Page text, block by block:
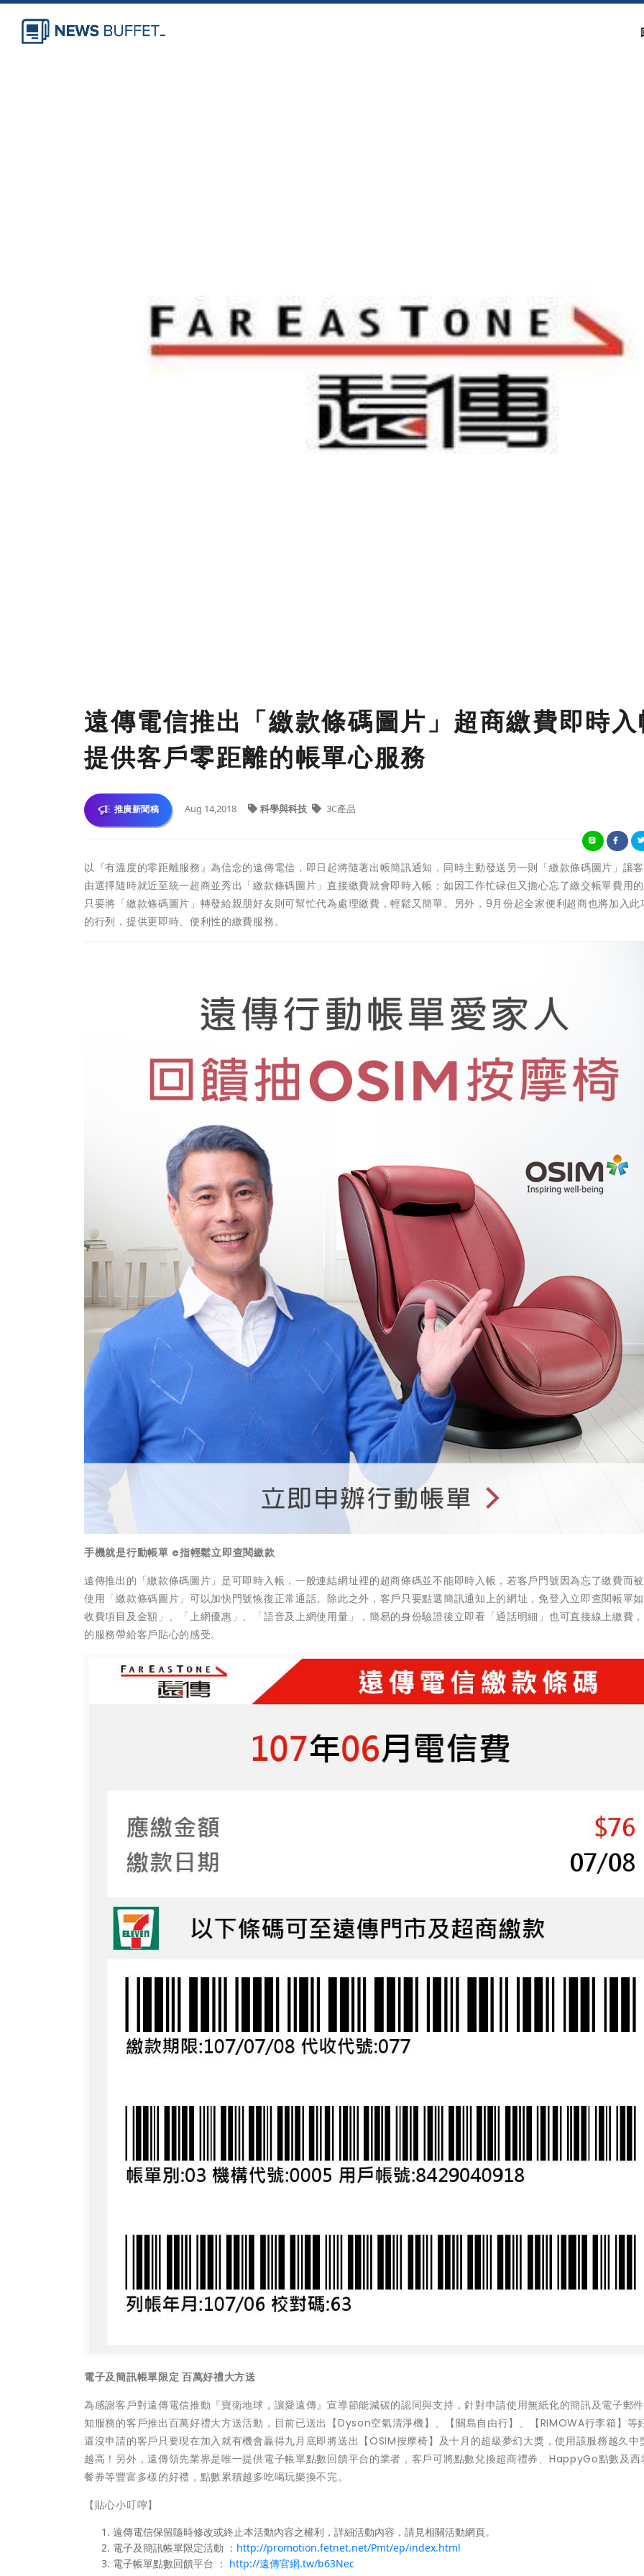
遠傳電信推出「繳款條碼圖片」超商繳費即時
提供客戶零距離的帳單心服務
推廣新聞稿 Aug 14,2018 科學與科技 3C產品
以『有溫度的零距離服務』為信念的遠傳電信，即日起將隨著出帳簡訊通知，同時主動發送另一則「繳款條碼圖片」讓
由選擇隨時就近至統一超商並秀出「繳款條碼圖片」直接繳費就會即時入帳；如因工作忙碌但又擔心忘了繳交帳單費用
只要將「繳款條碼圖片」轉發給親朋好友則可幫忙代為處理繳費，輕鬆又簡單。另外，9月份起全家便利超商也將加入此
的行列，提供更即時、便利性的繳費服務。
手機就是行動帳單 e指輕鬆立即查閱繳款
遠傳推出的「繳款條碼圖片」是可即時入帳，一般連結網址裡的超商條碼並不能即時入帳，若客戶門號因為忘了繳費而
使用「繳款條碼圖片」可以加快門號恢復正常通話。除此之外，客戶只要點選簡訊通知上的網址，免登入立即查閱帳單
收費項目及金額」、「上網優惠」、「語音及上網使用量」，簡易的身份驗證後立即看「通話明細」也可直接線上繳費
的服務帶給客戶貼心的感受。
電子及簡訊帳單限定 百萬好禮大方送
為感謝客戶對遠傳電信推動『寶衛地球，讓愛遠傳』宣導節能減碳的認同與支持，針對申請使用無紙化的簡訊及電子郵
知服務的客戶推出百萬好禮大方送活動，目前已送出【Dyson空氣清淨機】、【關島自由行】、【RIMOWA行李箱】等
還沒申請的客戶只要現在加入就有機會贏得九月底即將送出【OSIM按摩椅】及十月的超級夢幻大獎，使用該服務越久中
越高！另外，遠傳領先業界是唯一提供電子帳單點數回饋平台的業者，客戶可將點數兌換超商禮券、HappyGo點數及西
餐券等豐富多樣的好禮，點數累積越多吃喝玩樂換不完。
【貼心小叮嚀】
遠傳電信保留隨時修改或終止本活動內容之權利，詳細活動內容，請見相關活動網頁。
電子及簡訊帳單限定活動 ： http://promotion.fetnet.net/Pmt/ep/index.html
電子帳單點數回饋平台 ： http://遠傳官網.tw/b63Nec